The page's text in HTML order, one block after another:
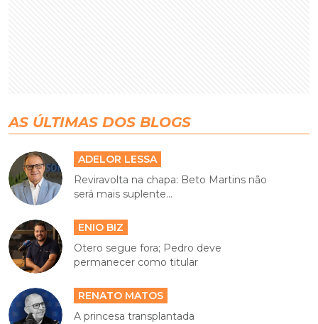
AS ÚLTIMAS DOS BLOGS
ADELOR LESSA
Reviravolta na chapa: Beto Martins não
será mais suplente...
ENIO BIZ
Otero segue fora; Pedro deve
permanecer como titular
RENATO MATOS
A princesa transplantada